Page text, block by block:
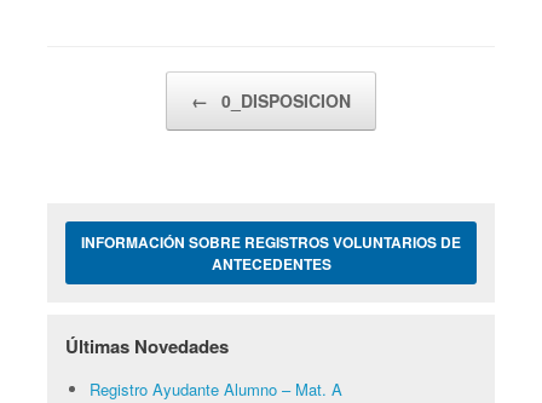
← 0_DISPOSICION
INFORMACIÓN SOBRE REGISTROS VOLUNTARIOS DE
ANTECEDENTES
Últimas Novedades
Registro Ayudante Alumno – Mat. A